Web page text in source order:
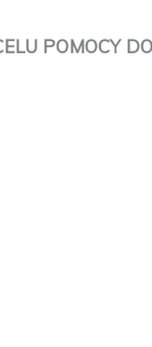
POMOCY